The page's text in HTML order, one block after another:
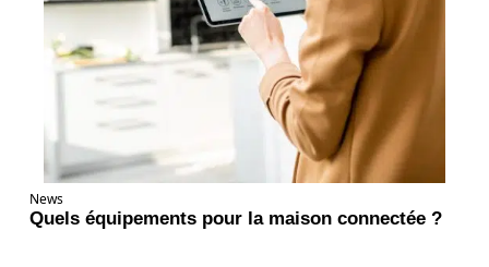
News
Quels équipements pour la maison connectée ?